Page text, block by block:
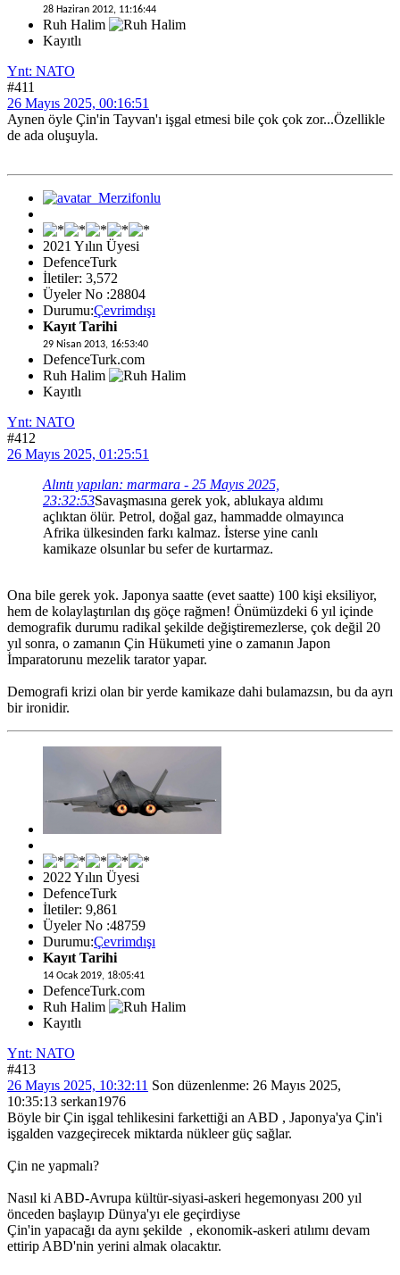
28 Haziran 2012, 11:16:44
Ruh Halim
Kayıtlı
Ynt: NATO
#411
26 Mayıs 2025, 00:16:51
Aynen öyle Çin'in Tayvan'ı işgal etmesi bile çok çok zor...Özellikle
de ada oluşuyla.
2021 Yılın Üyesi
DefenceTurk
İletiler: 3,572
Üyeler No :28804
Durumu:Çevrimdışı
Kayıt Tarihi
29 Nisan 2013, 16:53:40
DefenceTurk.com
Ruh Halim
Kayıtlı
Ynt: NATO
#412
26 Mayıs 2025, 01:25:51
Alıntı yapılan: marmara - 25 Mayıs 2025,
23:32:53Savaşmasına gerek yok, ablukaya aldımı
açlıktan ölür. Petrol, doğal gaz, hammadde olmayınca
Afrika ülkesinden farkı kalmaz. İsterse yine canlı
kamikaze olsunlar bu sefer de kurtarmaz.
Ona bile gerek yok. Japonya saatte (evet saatte) 100 kişi eksiliyor,
hem de kolaylaştırılan dış göçe rağmen! Önümüzdeki 6 yıl içinde
demografik durumu radikal şekilde değiştiremezlerse, çok değil 20
yıl sonra, o zamanın Çin Hükumeti yine o zamanın Japon
İmparatorunu mezelik tarator yapar.
Demografi krizi olan bir yerde kamikaze dahi bulamazsın, bu da ayrı
bir ironidir.
2022 Yılın Üyesi
DefenceTurk
İletiler: 9,861
Üyeler No :48759
Durumu:Çevrimdışı
Kayıt Tarihi
14 Ocak 2019, 18:05:41
DefenceTurk.com
Ruh Halim
Kayıtlı
Ynt: NATO
#413
26 Mayıs 2025, 10:32:11 Son düzenlenme: 26 Mayıs 2025,
10:35:13 serkan1976
Böyle bir Çin işgal tehlikesini farkettiği an ABD , Japonya'ya Çin'i
işgalden vazgeçirecek miktarda nükleer güç sağlar.
Çin ne yapmalı?
Nasıl ki ABD-Avrupa kültür-siyasi-askeri hegemonyası 200 yıl
önceden başlayıp Dünya'yı ele geçirdiyse
Çin'in yapacağı da aynı şekilde , ekonomik-askeri atılımı devam
ettirip ABD'nin yerini almak olacaktır.